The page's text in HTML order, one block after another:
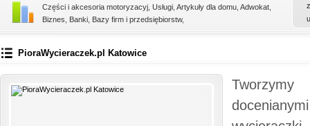
Części i akcesoria motoryzacyj Usługi Artykuły dla domu Adwokat
Biznes
Banki Bazy firm i przedsiębiorstw,
PioraWycieraczek.pl Katowice